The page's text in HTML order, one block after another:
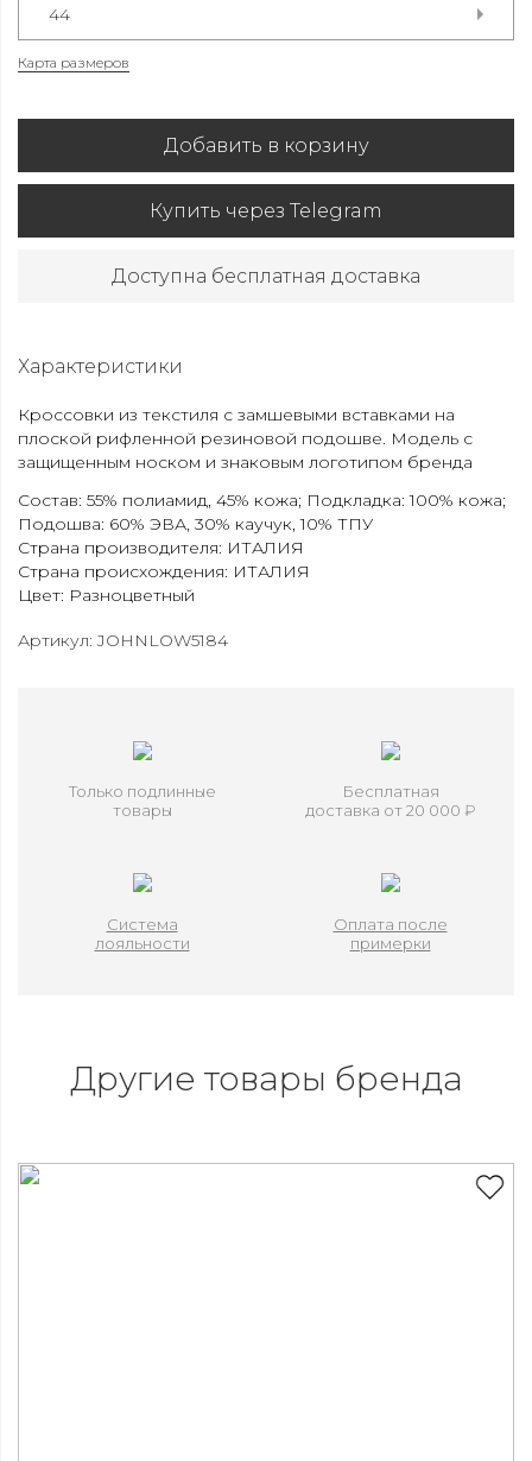
44
Карта размеров
Добавить в корзину
Купить через Telegram
Доступна бесплатная доставка
Характеристики
Кроссовки из текстиля с замшевыми вставками на
плоской рифленной резиновой подошве. Модель с
защищенным носком и знаковым логотипом бренда
Состав: 55% полиамид, 45% кожа; Подкладка: 100% кожа;
Подошва: 60% ЭВА, 30% каучук, 10% ТПУ
Страна производителя: ИТАЛИЯ
Страна происхождения: ИТАЛИЯ
Цвет: Разноцветный
Артикул: JOHNLOW5184
Только подлинные
товары
Бесплатная
доставка от 20 000 ₽
Система
лояльности
Оплата после
примерки
Другие товары бренда